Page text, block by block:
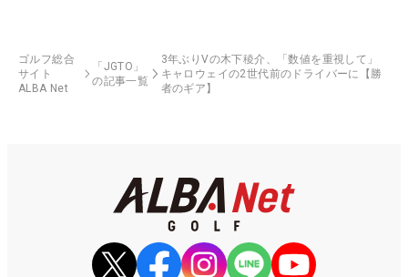
ゴルフ総合
サイト
ALBA Net
「JGTO」
の記事一覧
3年ぶりVの木下稜介、「数値を重視して」
キャロウェイの2世代前のドライバーに【勝
者のギア】